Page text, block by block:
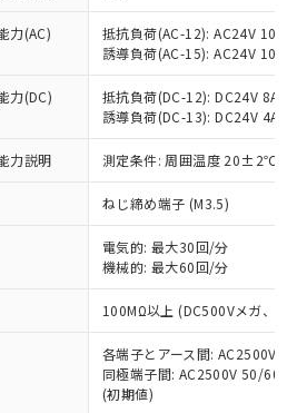
力(AC)
抵抗負荷(AC-12): AC24V 10A/
誘導負荷(AC-15): AC24V
力(DC)
抵抗負荷(DC-12): DC24V 8A/
誘導負荷(DC-13): DC24V 4A/
力説明 測定条件: 周囲温度 20±2℃、
ねじ締め端子 (M3.5)
電気的: 最大30回/分
機械的: 最大60回/分
100MΩ以上 (DC500Vメガ、点
各端子とアース間: AC2500V
同極端子間: AC2500V 50/
(初期値)
は、当社制御機器事業取扱
在庫状況および標準価格
供させていただくもので
器事業取扱商品の中には、
の対象外となる商品もある
承ください。
よび標準価格照会結果は、
RoHS指令（10物質）の
た製品が提供可能な商品で
指令（10物質）の非含
品に切り替える予定のある
EU RoHS指令（10物質）の
の商品で、対応品を出す予
EU RoHS指令（10物質）の
を調査中または確認中の
のない商品です。
により、非含有部品として
有品と判明した場合などや
ることがあります。
表
材料含有率が中国RoHSの
ことを示します。
材料含有率が中国RoHSの
いることを示します。
す。当社販売部門へお問
れら貴社製品のうち、外国
外国貿易法に定める商品